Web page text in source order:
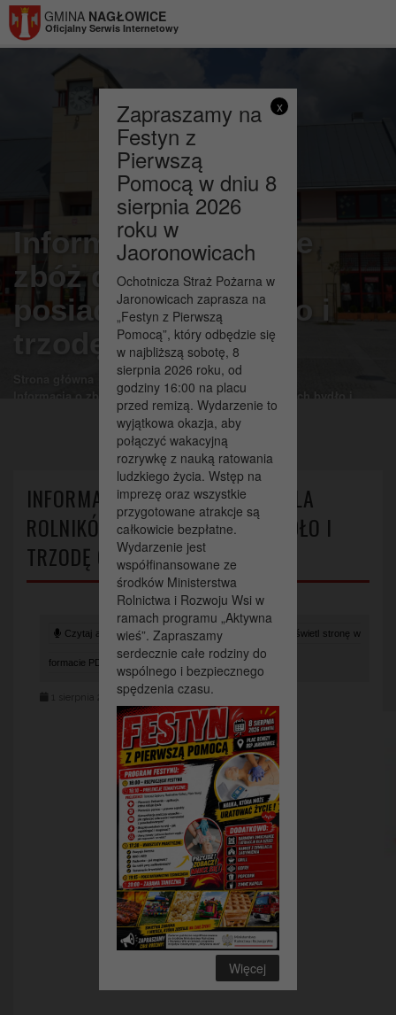
GMINA NAGŁOWICE
Oficjalny Serwis Internetowy
Informacja o zbiórce
zbóż dla rolników
posiadających bydło i
trzodę chlewną.
Aktualności >
Informacja o zbiórce zbóż dla rolników posiadających bydło i
x
Zapraszamy na
Festyn z
Pierwszą
Pomocą w dniu 8
sierpnia 2026
roku w
Jaoronowicach
Ochotnicza Straż Pożarna w
Jaronowicach zaprasza na
„Festyn z Pierwszą
Pomocą”, który odbędzie się
w najbliższą sobotę, 8
sierpnia 2026 roku, od
godziny 16:00 na placu
przed remizą. Wydarzenie to
wyjątkowa okazja, aby
połączyć wakacyjną
rozrywkę z nauką ratowania
ludzkiego życia. Wstęp na
imprezę oraz wszystkie
przygotowane atrakcje są
całkowicie bezpłatne.
Wydarzenie jest
współfinansowane ze
środków Ministerstwa
Rolnictwa i Rozwoju Wsi w
ramach programu „Aktywna
wieś”. Zapraszamy
serdecznie całe rodziny do
wspólnego i bezpiecznego
spędzenia czasu.
Więcej
INFORMACJA O ZBIÓRCE ZBÓŻ DLA
ROLNIKÓW POSIADAJĄCYCH BYDŁO I
TRZODĘ CHLEWNĄ.
Czytaj artykuł (lektor) Drukuj stronę Wyświetl stronę w
formacie PDF
1 sierpnia 2024